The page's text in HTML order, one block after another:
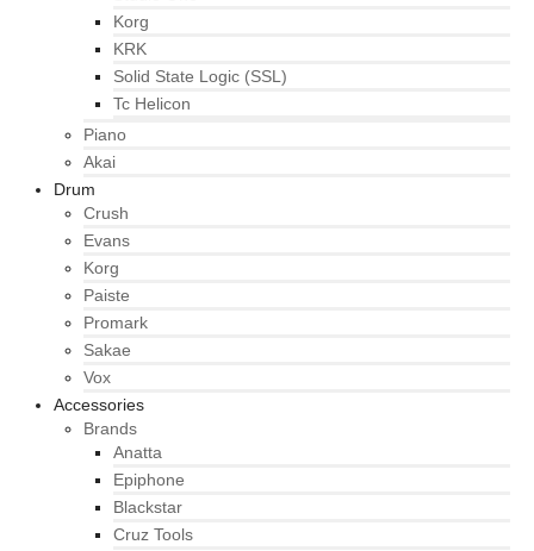
Korg
KRK
Solid State Logic (SSL)
Tc Helicon
Piano
Akai
Drum
Crush
Evans
Korg
Paiste
Promark
Sakae
Vox
Accessories
Brands
Anatta
Epiphone
Blackstar
Cruz Tools